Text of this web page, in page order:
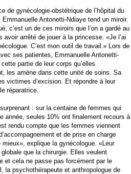
de gynécologie-obstétrique de l’hôpital du
Antonetti-Ndiaye tend un miroir.
c’est un de ces miroirs que l’on a gardé au
avoir arrêté de jouer à la princesse. «Je l’ai
C’est mon outil de travail.» Lors de
ses patientes, Emmanuelle Antonetti-
partie de leur corps qu’elles
les amène dans cette unité de soins. Sa
victimes d’excision. Et répondre à leur
réparatrice.
: sur la centaine de femmes qui
année, seules 10% ont finalement recours à
rendu compte que les femmes viennent
et de prise en charge
explique la gynécologue. «Leur
que la chirurgie. Elles veulent
et cela ne passe pas forcément par le
la psychothérapeute et anthropologue de